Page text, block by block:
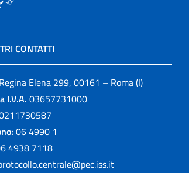
CONTATTI
Elena 299, 00161 – Roma (I)
I.V.A. 03657731000
06 4990 1
4938 7118